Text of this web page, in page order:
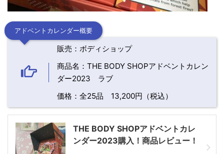
アドベントカレンダー概要
販売：ボディショップ
商品名：THE BODY SHOPアドベントカレン
ダー2023 ラブ
価格：全25品 13,200円（税込）
THE BODY SHOPアドベントカレ
ンダー2023購入！商品レビュー！